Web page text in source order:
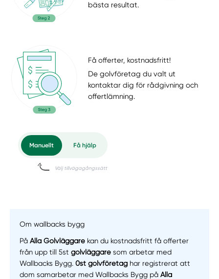
bästa resultat.
Få offerter, kostnadsfritt!
De golvföretag du valt ut
kontaktar dig för rådgivning och
offertlämning.
Om wallbacks bygg
PåAlla Golvläggare kan du kostnadsfritt få offerter
från upp till 5stgolvläggare som arbetar med
Wallbacks Bygg.0st golvföretag har registrerat att
dom samarbetar med Wallbacks Bygg påAlla